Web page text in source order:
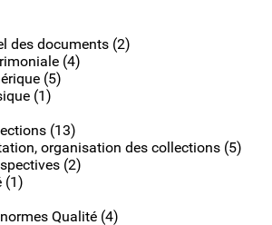
des documents (2)
(4)
(5)
(1)
(13)
organisation des collections (5)
(2)
(1)
Qualité (4)